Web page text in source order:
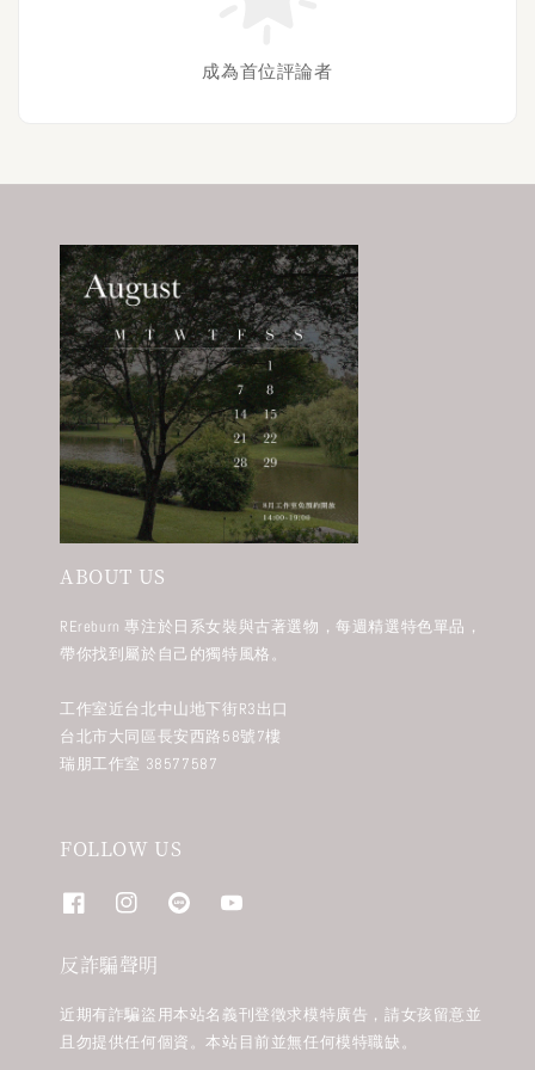
成為首位評論者
ABOUT US
REreburn 專注於日系女裝與古著選物，每週精選特色單品，
帶你找到屬於自己的獨特風格。
工作室近台北中山地下街R3出口
台北市大同區長安西路58號7樓
瑞朋工作室 38577587
FOLLOW US
反詐騙聲明
近期有詐騙盜用本站名義刊登徵求模特廣告，請女孩留意並
且勿提供任何個資。本站目前並無任何模特職缺。